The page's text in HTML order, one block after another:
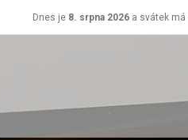
Dnes je 8. srpna 2026 a svátek má